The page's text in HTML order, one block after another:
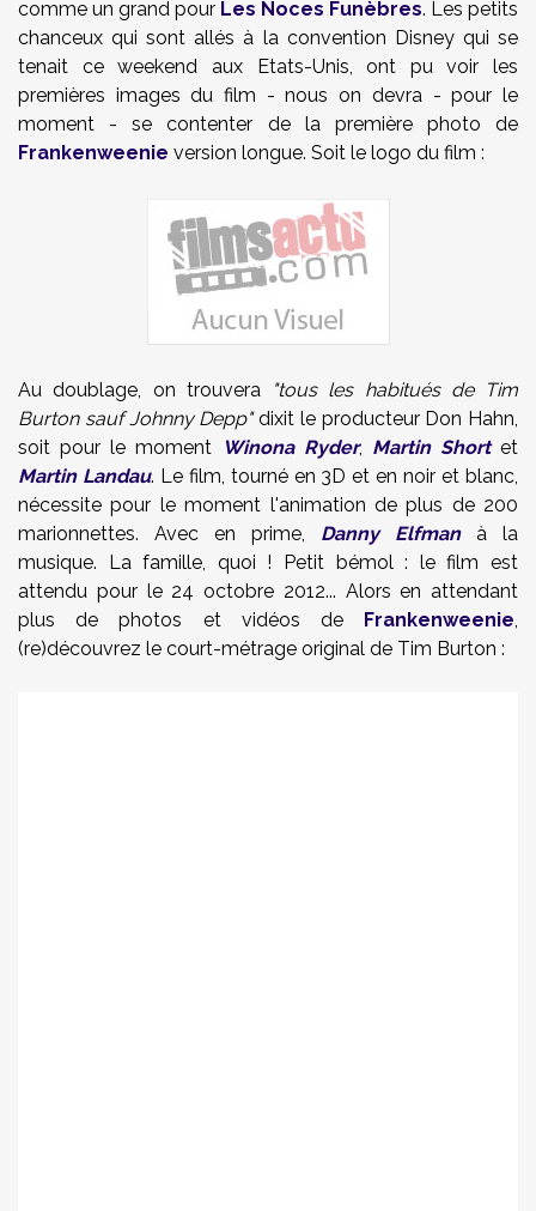
comme un grand pour Les Noces Funèbres. Les petits
chanceux qui sont allés à la convention Disney qui se
tenait ce weekend aux Etats-Unis, ont pu voir les
premières images du film - nous on devra - pour le
moment - se contenter de la première photo de
Frankenweenie version longue. Soit le logo du film :
Au doublage, on trouvera
"tous les habitués de Tim
Burton sauf Johnny Depp"dixit le producteur Don Hahn,
soit pour le moment
Winona Ryder, Martin Shortet
Martin Landau. Le film, tourné en 3D et en noir et blanc,
nécessite pour le moment l'animation de plus de 200
marionnettes. Avec en prime, Danny Elfmanà la
musique. La famille, quoi ! Petit bémol : le film est
attendu pour le 24 octobre 2012... Alors en attendant
plus de photos et vidéos de Frankenweenie,
(re)découvrez le court-métrage original de Tim Burton :